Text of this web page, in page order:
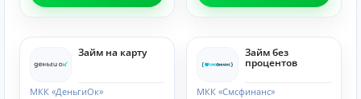
Займ на карту
МКК «ДеньгиОк»
Займ без
процентов
МКК «Смсфинанс»